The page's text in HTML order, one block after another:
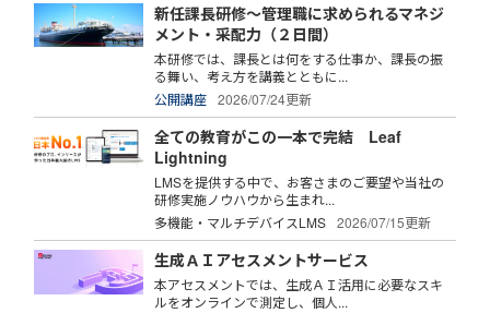
新任課長研修～管理職に求められるマネジ
メント・采配力（２日間）
本研修では、課長とは何をする仕事か、課長の振
る舞い、考え方を講義とともに...
公開講座
2026/07/24更新
全ての教育がこの一本で完結 Leaf
Lightning
LMSを提供する中で、お客さまのご要望や当社の
研修実施ノウハウから生まれ...
多機能・マルチデバイスLMS
2026/07/15更新
生成ＡＩアセスメントサービス
本アセスメントでは、生成ＡＩ活用に必要なスキ
ルをオンラインで測定し、個人...